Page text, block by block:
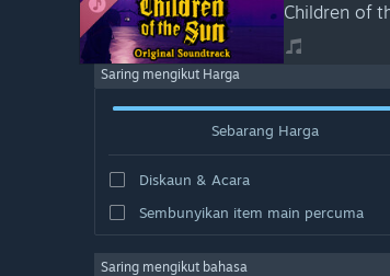
Children of
Saring mengikut Harga
Sebarang Harga
Diskaun & Acara
Sembunyikan item main percuma
Saring mengikut bahasa